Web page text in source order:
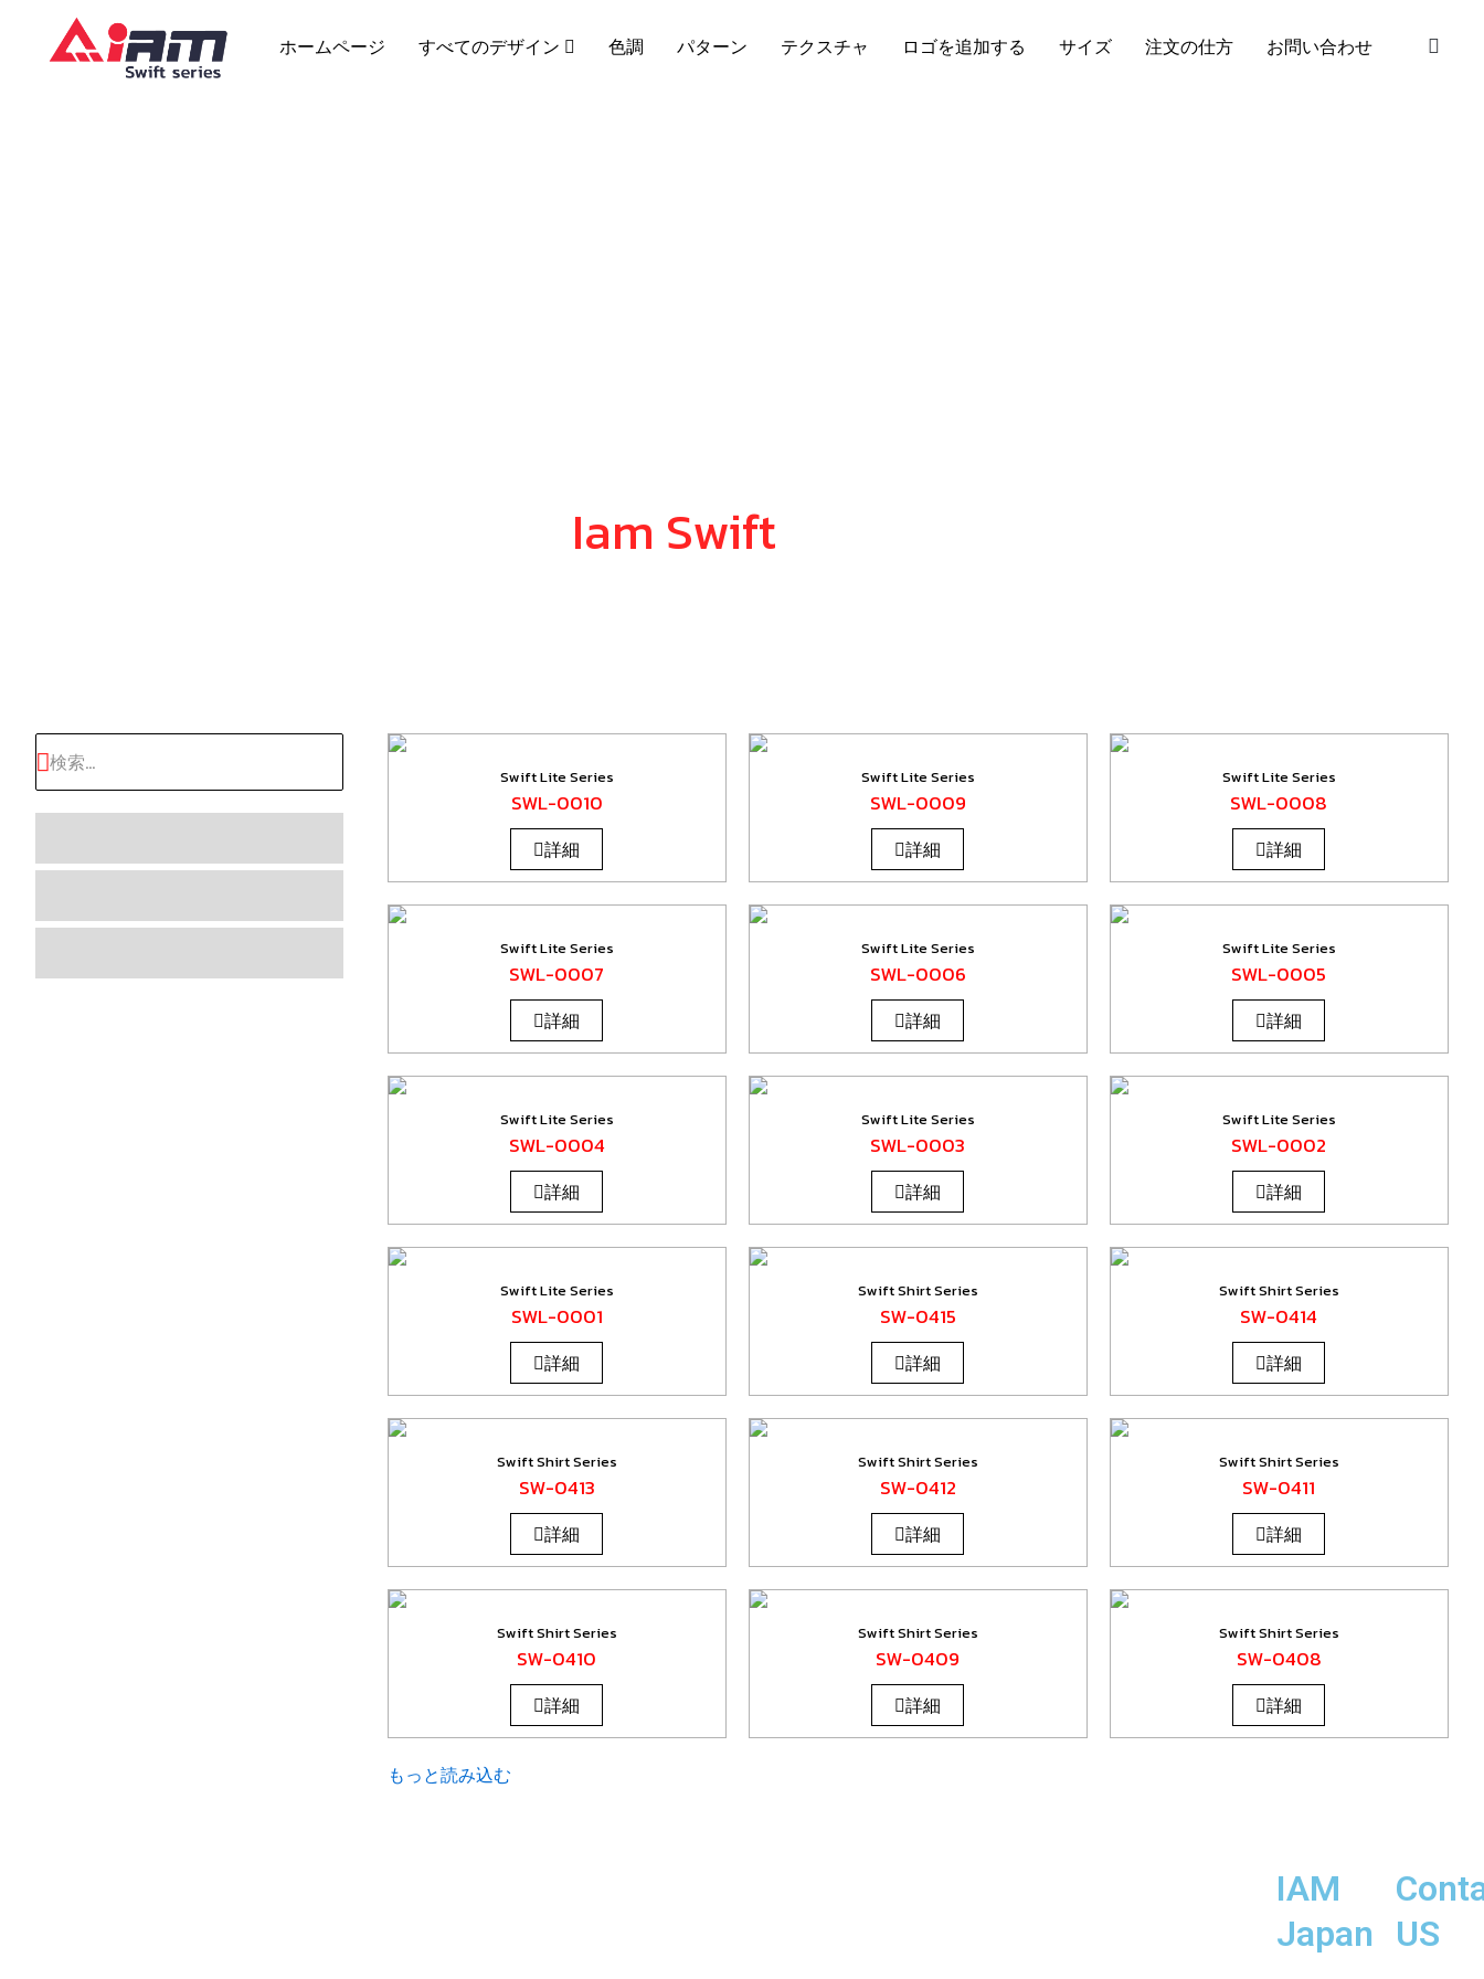
ホームページ すべてのデザイン 色調 パターン テクスチャ ロゴを追加する サイズ 注文の仕方 お問い合わせ
Iam Swift
ALL DESIGN
Swift Lite Series
SWL-0010
詳細
Swift Lite Series
SWL-0009
詳細
Swift Lite Series
SWL-0008
詳細
Swift Lite Series
SWL-0007
詳細
Swift Lite Series
SWL-0006
詳細
Swift Lite Series
SWL-0005
詳細
Swift Lite Series
SWL-0004
詳細
Swift Lite Series
SWL-0003
詳細
Swift Lite Series
SWL-0002
詳細
Swift Lite Series
SWL-0001
詳細
Swift Shirt Series
SW-0415
詳細
Swift Shirt Series
SW-0414
詳細
Swift Shirt Series
SW-0413
詳細
Swift Shirt Series
SW-0412
詳細
Swift Shirt Series
SW-0411
詳細
Swift Shirt Series
SW-0410
詳細
Swift Shirt Series
SW-0409
詳細
Swift Shirt Series
SW-0408
詳細
もっと読み込む
IAM
Japan
US